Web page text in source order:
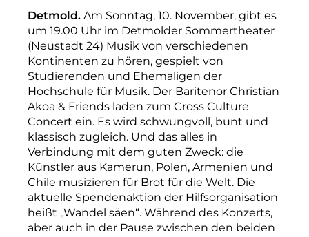
Detmold. Am Sonntag, 10. November, gibt es
um 19.00 Uhr im Detmolder Sommertheater
(Neustadt 24) Musik von verschiedenen
Kontinenten zu hören, gespielt von
Studierenden und Ehemaligen der
Hochschule für Musik. Der Baritenor Christian
Akoa & Friends laden zum Cross Culture
Concert ein. Es wird schwungvoll, bunt und
klassisch zugleich. Und das alles in
Verbindung mit dem guten Zweck: die
Künstler aus Kamerun, Polen, Armenien und
Chile musizieren für Brot für die Welt. Die
aktuelle Spendenaktion der Hilfsorganisation
heißt „Wandel säen“. Während des Konzerts,
aber auch in der Pause zwischen den beiden